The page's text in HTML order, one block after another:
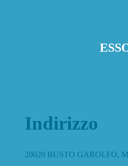
Indirizzo
20020 BUSTO GAROLFO,